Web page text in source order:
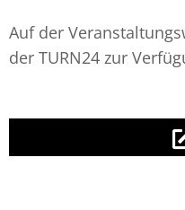
Auf der
der TURN24 zur